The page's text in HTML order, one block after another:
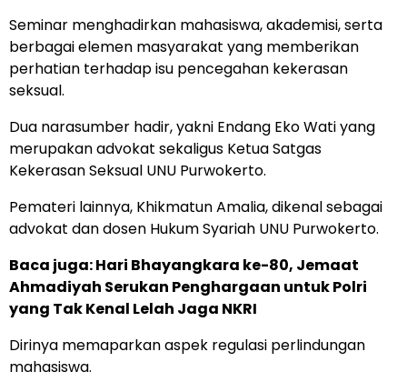
Seminar menghadirkan mahasiswa, akademisi, serta
berbagai elemen masyarakat yang memberikan
perhatian terhadap isu pencegahan kekerasan
seksual.
Dua narasumber hadir, yakni Endang Eko Wati yang
merupakan advokat sekaligus Ketua Satgas
Kekerasan Seksual UNU Purwokerto.
Pemateri lainnya, Khikmatun Amalia, dikenal sebagai
advokat dan dosen Hukum Syariah UNU Purwokerto.
Baca juga:Hari Bhayangkara ke-80, Jemaat
Ahmadiyah Serukan Penghargaan untuk Polri
yang Tak Kenal Lelah Jaga NKRI
Dirinya memaparkan aspek regulasi perlindungan
mahasiswa.